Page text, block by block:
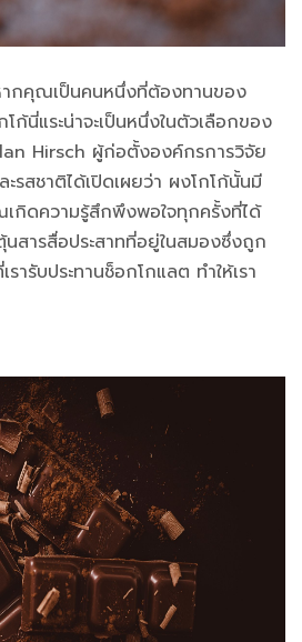
กคุณเป็นคนหนึ่งที่ต้องทานของ
โก้นี่แระน่าจะเป็นหนึ่งในตัวเลือกของ
Hirsch ผู้ก่อตั้งองค์กรการวิจัย
รสชาติได้เปิดเผยว่า ผงโกโก้นั้นมี
กิดความรู้สึกพึงพอใจทุกครั้งที่ได้
นสารสื่อประสาทที่อยู่ในสมองซึ่งถูก
ารับประทานช็อกโกแลต ทำให้เรา